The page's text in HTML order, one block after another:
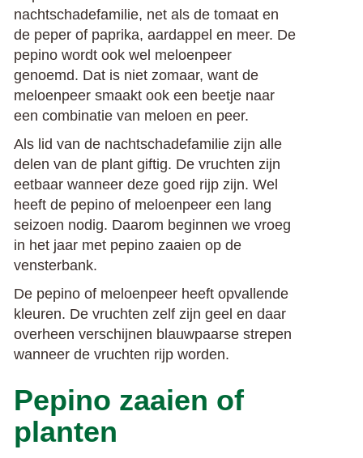
nachtschadefamilie, net als de tomaat en
de peper of paprika, aardappel en meer. De
pepino wordt ook wel meloenpeer
genoemd. Dat is niet zomaar, want de
meloenpeer smaakt ook een beetje naar
een combinatie van meloen en peer.
Als lid van de nachtschadefamilie zijn alle
delen van de plant giftig. De vruchten zijn
eetbaar wanneer deze goed rijp zijn. Wel
heeft de pepino of meloenpeer een lang
seizoen nodig. Daarom beginnen we vroeg
in het jaar met pepino zaaien op de
vensterbank.
De pepino of meloenpeer heeft opvallende
kleuren. De vruchten zelf zijn geel en daar
overheen verschijnen blauwpaarse strepen
wanneer de vruchten rijp worden.
Pepino zaaien of
planten